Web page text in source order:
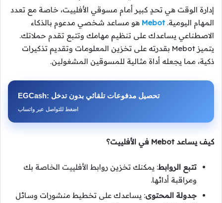
إدارة الوقت هي تحدٍ كبير أمام مسوقي الأفلييت، خاصة مع تعدد
المهام اليومية. Mebot هو مساعد شخصي مدعوم بالذكاء
الاصطناعي يساعدك على تنظيم مهامك وتتبع تقدم حملاتك.
يتميز Mebot بقدرته على تخزين المعلومات وتقديم تذكيرات
ذكية، مما يجعله أداة مثالية للمسوقين المشغولين.
EGCash: تحصيل مدفوعات تلقائي بدون تدخل
اضغط للتواصل عبر واتساب
كيف يساعد Mebot في الأفلييت؟
تتبع الروابط: يمكنك تخزين روابط الأفلييت الخاصة بك
ومراقبة أدائها.
جدولة المحتوى: يساعدك على تخطيط منشورات وسائل